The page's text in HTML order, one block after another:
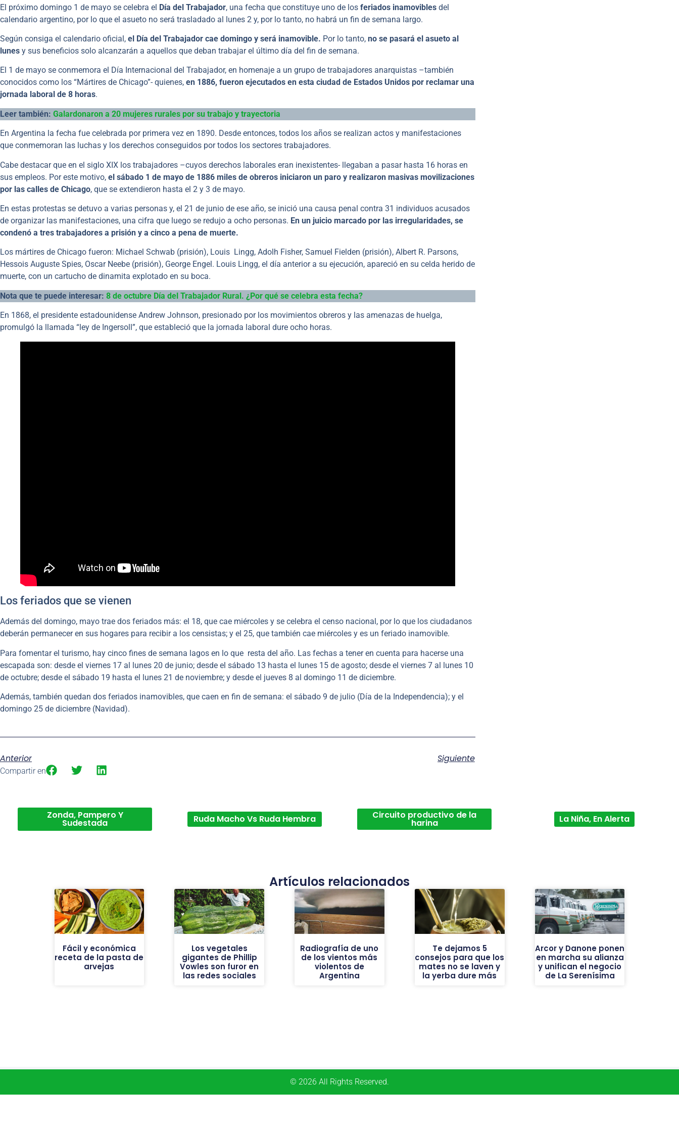
El próximo domingo 1 de mayo se celebra el Día del Trabajador, una fecha que constituye uno de los feriados inamovibles del
calendario argentino, por lo que el asueto no será trasladado al lunes 2 y, por lo tanto, no habrá un fin de semana largo.
Según consiga el calendario oficial, el Día del Trabajador cae domingo y será inamovible. Por lo tanto, no se pasará el asueto al
lunes y sus beneficios solo alcanzarán a aquellos que deban trabajar el último día del fin de semana.
El 1 de mayo se conmemora el Día Internacional del Trabajador, en homenaje a un grupo de trabajadores anarquistas –también
conocidos como los “Mártires de Chicago”- quienes, en 1886, fueron ejecutados en esta ciudad de Estados Unidos por reclamar una
jornada laboral de 8 horas.
Leer también: Galardonaron a 20 mujeres rurales por su trabajo y trayectoria
En Argentina la fecha fue celebrada por primera vez en 1890. Desde entonces, todos los años se realizan actos y manifestaciones
que conmemoran las luchas y los derechos conseguidos por todos los sectores trabajadores.
Cabe destacar que en el siglo XIX los trabajadores –cuyos derechos laborales eran inexistentes- llegaban a pasar hasta 16 horas en
sus empleos. Por este motivo, el sábado 1 de mayo de 1886 miles de obreros iniciaron un paro y realizaron masivas movilizaciones
por las calles de Chicago, que se extendieron hasta el 2 y 3 de mayo.
En estas protestas se detuvo a varias personas y, el 21 de junio de ese año, se inició una causa penal contra 31 individuos acusados
de organizar las manifestaciones, una cifra que luego se redujo a ocho personas. En un juicio marcado por las irregularidades, se
condenó a tres trabajadores a prisión y a cinco a pena de muerte.
Los mártires de Chicago fueron: Michael Schwab (prisión), Louis Lingg, Adolh Fisher, Samuel Fielden (prisión), Albert R. Parsons,
Hessois Auguste Spies, Oscar Neebe (prisión), George Engel. Louis Lingg, el día anterior a su ejecución, apareció en su celda herido de
muerte, con un cartucho de dinamita explotado en su boca.
Nota que te puede interesar: 8 de octubre Día del Trabajador Rural. ¿Por qué se celebra esta fecha?
En 1868, el presidente estadounidense Andrew Johnson, presionado por los movimientos obreros y las amenazas de huelga,
promulgó la llamada “ley de Ingersoll”, que estableció que la jornada laboral dure ocho horas.
Los feriados que se vienen
Además del domingo, mayo trae dos feriados más: el 18, que cae miércoles y se celebra el censo nacional, por lo que los ciudadanos
deberán permanecer en sus hogares para recibir a los censistas; y el 25, que también cae miércoles y es un feriado inamovible.
Para fomentar el turismo, hay cinco fines de semana lagos en lo que resta del año. Las fechas a tener en cuenta para hacerse una
escapada son: desde el viernes 17 al lunes 20 de junio; desde el sábado 13 hasta el lunes 15 de agosto; desde el viernes 7 al lunes 10
de octubre; desde el sábado 19 hasta el lunes 21 de noviembre; y desde el jueves 8 al domingo 11 de diciembre.
Además, también quedan dos feriados inamovibles, que caen en fin de semana: el sábado 9 de julio (Día de la Independencia); y el
domingo 25 de diciembre (Navidad).
Anterior Siguiente
Compartir en
Zonda, Pampero Y
Sudestada Ruda Macho Vs Ruda Hembra Circuito productivo de la
harina La Niña, En Alerta
Artículos relacionados
Fácil y económica
receta de la pasta de
arvejas
Los vegetales
gigantes de Phillip
Vowles son furor en
las redes sociales
Radiografía de uno
de los vientos más
violentos de
Argentina
Te dejamos 5
consejos para que los
mates no se laven y
la yerba dure más
Arcor y Danone ponen
en marcha su alianza
y unifican el negocio
de La Serenísima
© 2026 All Rights Reserved.